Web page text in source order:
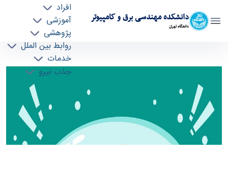
دانشکده مهندسی برق و کامپیوتر
دانشگاه تهران
افراد
آموزشی
پژوهشی
روابط بین الملل
خدمات
جذب نیرو
برگزاری اولین دوره المپیک بلاکچین توسط دانشگاه